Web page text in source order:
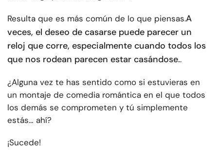
Resulta que es más común de lo que piensas.A
veces, el deseo de casarse puede parecer un
reloj que corre, especialmente cuando todos los
que nos rodean parecen estar casándose..
¿Alguna vez te has sentido como si estuvieras en
un montaje de comedia romántica en el que todos
los demás se comprometen y tú simplemente
estás… ahí?
¡Sucede!